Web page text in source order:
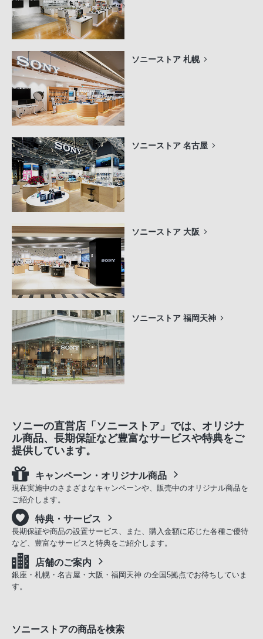
ソニーストア 札幌
ソニーストア 名古屋
ソニーストア 大阪
ソニーストア 福岡天神
ソニーの直営店「ソニーストア」では、オリジナ
ル商品、長期保証など豊富なサービスや特典をご
提供しています。
キャンペーン・オリジナル商品
現在実施中のさまざまなキャンペーンや、販売中のオリジナル商品を
ご紹介します。
特典・サービス
長期保証や商品の設置サービス、また、購入金額に応じた各種ご優待
など、豊富なサービスと特典をご紹介します。
店舗のご案内
銀座・札幌・名古屋・大阪・福岡天神 の全国5拠点でお待ちしていま
す。
ソニーストアの商品を検索